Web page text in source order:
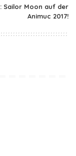
Sailor Moon auf der
Animuc 2017!